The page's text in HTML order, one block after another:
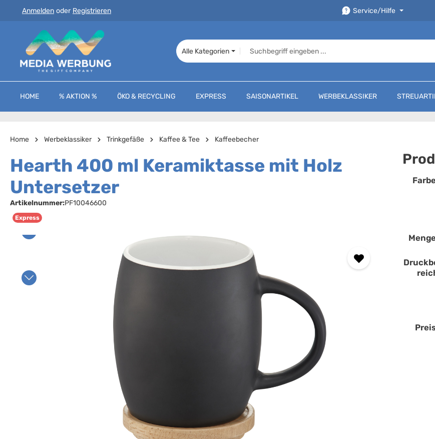
Hauptinhalt springen
Zur Suche springen
Zur Hauptnavigation springen
Anmelden oder Registrieren Service/Hilfe
Alle Kategorien
HOME % AKTION % ÖKO & RECYCLING EXPRESS SAISONARTIKEL WERBEKLASSIKER
Home Werbeklassiker Trinkgefäße Kaffee & Tee Kaffeebecher
Hearth 400 ml Keramiktasse mit Holz
Untersetzer
Artikelnummer:PF10046600
Express
Bildergalerie überspringen